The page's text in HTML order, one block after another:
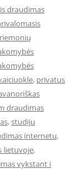
draudimas
, privatus
draudimas
,studiju
internetu,
lietuvoje,
vykstant i